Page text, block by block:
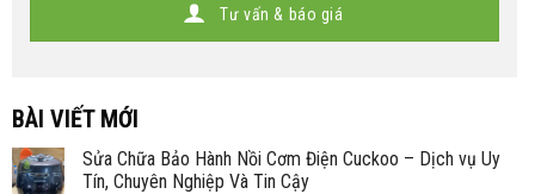
Tư vấn & báo giá
BÀI VIẾT MỚI
Sửa Chữa Bảo Hành Nồi Cơm Điện Cuckoo – Dịch vụ Uy
Tín, Chuyên Nghiệp Và Tin Cậy